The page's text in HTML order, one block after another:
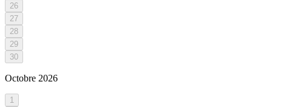
26
27
28
29
30
Octobre 2026
1